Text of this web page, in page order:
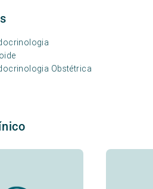
Obstétrica